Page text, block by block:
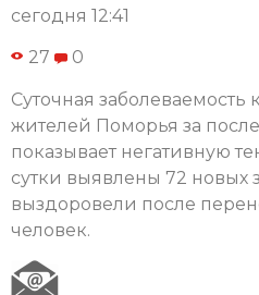
сегодня 12:41
27 0
Суточная
жителей Поморья за
показывает негативную
сутки выявлены 72 новых
выздоровели после
человек.